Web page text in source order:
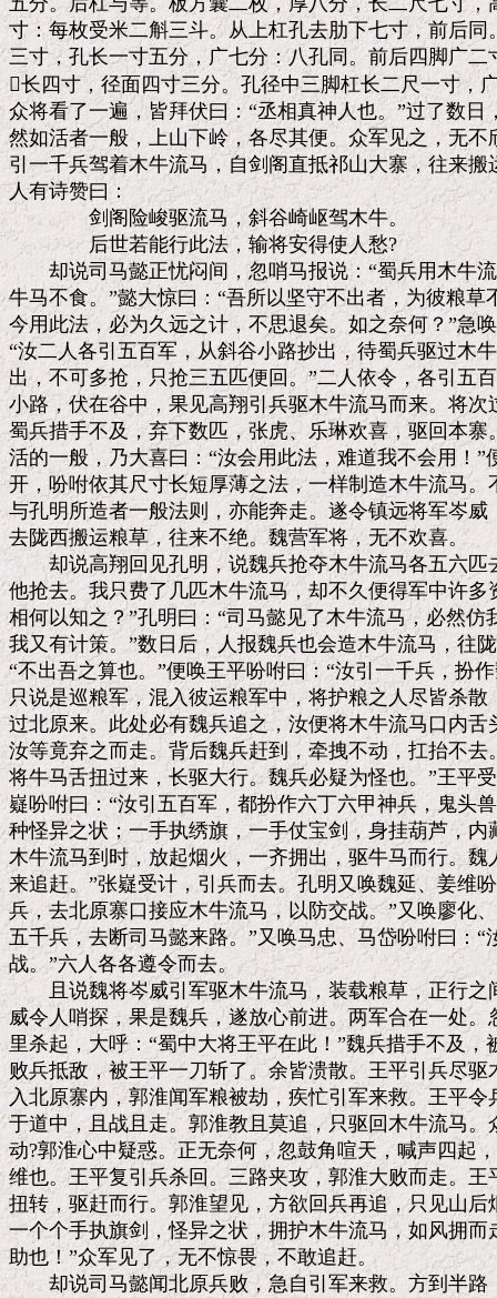
寸：每枚受米二斛三斗。从上杠孔去肋下七寸，前后
三寸，孔长一寸五分，广七分：八孔同。前后四脚广
长四寸，径面四寸三分。孔径中三脚杠长二尺一寸，
众将看了一遍，皆拜伏曰：“丞相真神人也。”过了数日
然如活者一般，上山下岭，各尽其便。众军见之，无
引一千兵驾着木牛流马，自剑阁直抵祁山大寨，往来
人有诗赞曰：
剑阁险峻驱流马，斜谷崎岖驾木牛。
后世若能行此法，输将安得使人愁?
却说司马懿正忧闷间，忽哨马报说：“蜀兵用木牛流
牛马不食。”懿大惊曰：“吾所以坚守不出者，为彼粮草
今用此法，必为久远之计，不思退矣。如之奈何？”急
“汝二人各引五百军，从斜谷小路抄出，待蜀兵驱过木
出，不可多抢，只抢三五匹便回。”二人依令，各引五
小路，伏在谷中，果见高翔引兵驱木牛流马而来。将
蜀兵措手不及，弃下数匹，张虎、乐琳欢喜，驱回本
活的一般，乃大喜曰：“汝会用此法，难道我不会用！”
开，吩咐依其尺寸长短厚薄之法，一样制造木牛流马
与孔明所造者一般法则，亦能奔走。遂令镇远将军岑
去陇西搬运粮草，往来不绝。魏营军将，无不欢喜。
却说高翔回见孔明，说魏兵抢夺木牛流马各五六匹
他抢去。我只费了几匹木牛流马，却不久便得军中许多
相何以知之？”孔明曰：“司马懿见了木牛流马，必然仿
我又有计策。”数日后，人报魏兵也会造木牛流马，往
“不出吾之算也。”便唤王平吩咐曰：“汝引一千兵，扮
只说是巡粮军，混入彼运粮军中，将护粮之人尽皆杀
过北原来。此处必有魏兵追之，汝便将木牛流马口内
汝等竟弃之而走。背后魏兵赶到，牵拽不动，扛抬不
将牛马舌扭过来，长驱大行。魏兵必疑为怪也。”王平
嶷吩咐曰：“汝引五百军，都扮作六丁六甲神兵，鬼头
种怪异之状；一手执绣旗，一手仗宝剑，身挂葫芦，
木牛流马到时，放起烟火，一齐拥出，驱牛马而行。
来追赶。”张嶷受计，引兵而去。孔明又唤魏延、姜维
兵，去北原寨口接应木牛流马，以防交战。”又唤廖化
五千兵，去断司马懿来路。”又唤马忠、马岱吩咐曰：“
战。”六人各各遵令而去。
且说魏将岑威引军驱木牛流马，装载粮草，正行之
威令人哨探，果是魏兵，遂放心前进。两军合在一处
里杀起，大呼：“蜀中大将王平在此！”魏兵措手不及，
败兵抵敌，被王平一刀斩了。余皆溃散。王平引兵尽
入北原寨内，郭淮闻军粮被劫，疾忙引军来救。王平
于道中，且战且走。郭淮教且莫追，只驱回木牛流马
动?郭淮心中疑惑。正无奈何，忽鼓角喧天，喊声四起
维也。王平复引兵杀回。三路夹攻，郭淮大败而走。
扭转，驱赶而行。郭淮望见，方欲回兵再追，只见山
一个个手执旗剑，怪异之状，拥护木牛流马，如风拥而
助也！”众军见了，无不惊畏，不敢追赶。
却说司马懿闻北原兵败，急自引军来救。方到半路